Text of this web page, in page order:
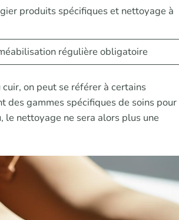
produits spécifiques et nettoyage à
régulière obligatoire
on peut se référer à certains
des gammes spécifiques de soins pour
le nettoyage ne sera alors plus une